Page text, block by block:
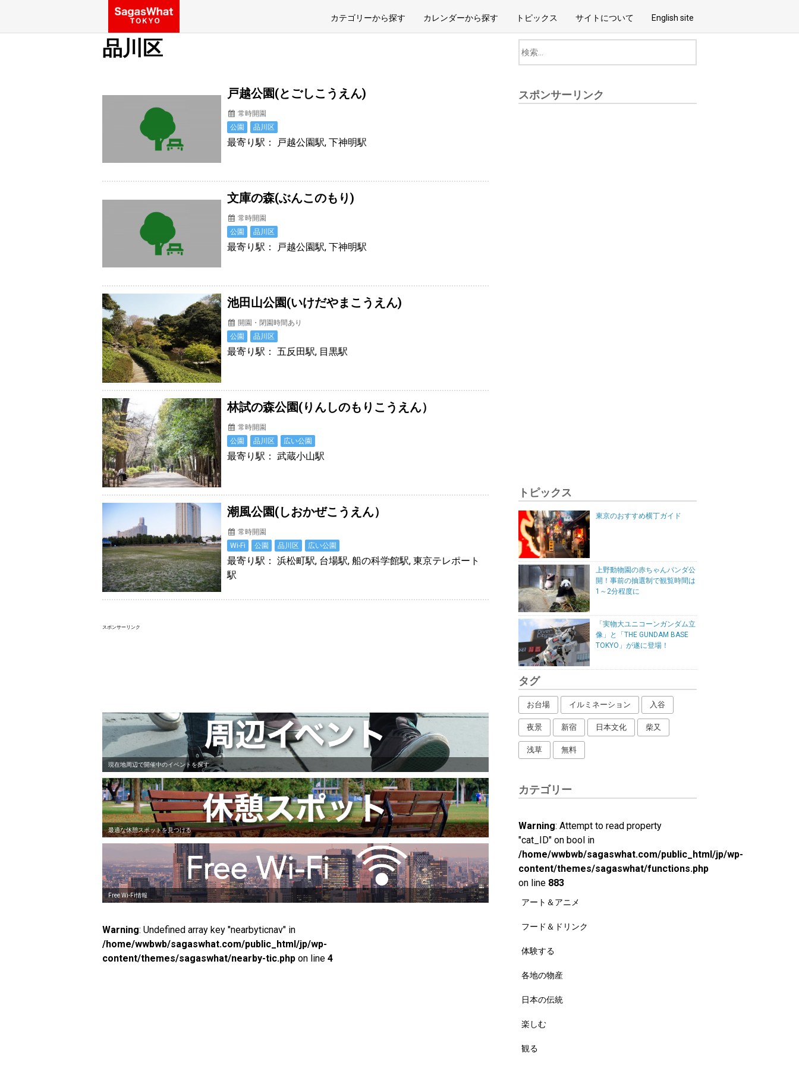
カテゴリーから探す カレンダーから探す トピックス サイトについて English site
品川区
戸越公園(とごしこうえん)
常時開園
公園
品川区
最寄り駅： 戸越公園駅, 下神明駅
文庫の森(ぶんこのもり)
常時開園
公園
品川区
最寄り駅： 戸越公園駅, 下神明駅
池田山公園(いけだやまこうえん)
開園・閉園時間あり
公園
品川区
最寄り駅： 五反田駅, 目黒駅
林試の森公園(りんしのもりこうえん）
常時開園
公園
品川区 広い公園
最寄り駅： 武蔵小山駅
潮風公園(しおかぜこうえん）
常時開園
Wi-Fi
公園 品川区 広い公園
最寄り駅： 浜松町駅, 台場駅, 船の科学館駅, 東京テレポート
駅
スポンサーリンク
現在地周辺で開催中のイベントを探す
最適な休憩スポットを見つける
Free Wi-Fi情報
Warning: Undefined array key "nearbyticnav" in
/home/wwbwb/sagaswhat.com/public_html/jp/wp-
content/themes/sagaswhat/nearby-tic.php on line 4
スポンサーリンク
トピックス
東京のおすすめ横丁ガイド
上野動物園の赤ちゃんパンダ公
開！事前の抽選制で観覧時間は
1～2分程度に
「実物大ユニコーンガンダム立
像」と「THE GUNDAM BASE
TOKYO」が遂に登場！
タグ
お台場 イルミネーション 入谷
夜景 新宿 日本文化 柴又
浅草 無料
カテゴリー
Warning: Attempt to read property
"cat_ID" on bool in
/home/wwbwb/sagaswhat.com/public_html/jp/wp-
content/themes/sagaswhat/functions.php
on line 883
アート＆アニメ
フード＆ドリンク
体験する
各地の物産
日本の伝統
楽しむ
観る